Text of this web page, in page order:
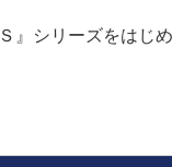
』シリーズをは